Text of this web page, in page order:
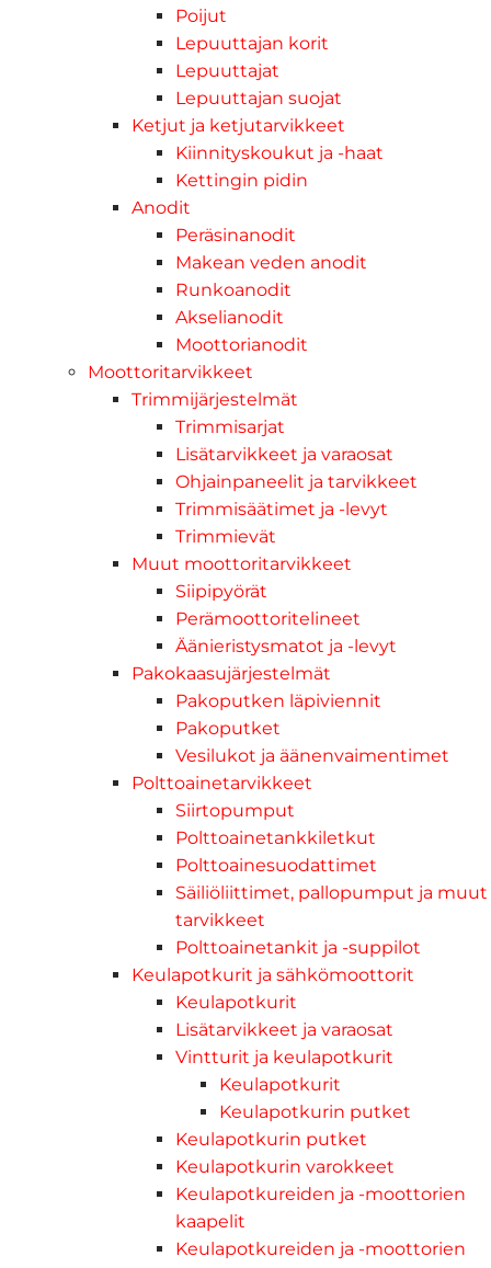
Poijut
Lepuuttajan korit
Lepuuttajat
Lepuuttajan suojat
Ketjut ja ketjutarvikkeet
Kiinnityskoukut ja -haat
Kettingin pidin
Anodit
Peräsinanodit
Makean veden anodit
Runkoanodit
Akselianodit
Moottorianodit
Moottoritarvikkeet
Trimmijärjestelmät
Trimmisarjat
Lisätarvikkeet ja varaosat
Ohjainpaneelit ja tarvikkeet
Trimmisäätimet ja -levyt
Trimmievät
Muut moottoritarvikkeet
Siipipyörät
Perämoottoritelineet
Äänieristysmatot ja -levyt
Pakokaasujärjestelmät
Pakoputken läpiviennit
Pakoputket
Vesilukot ja äänenvaimentimet
Polttoainetarvikkeet
Siirtopumput
Polttoainetankkiletkut
Polttoainesuodattimet
Säiliöliittimet, pallopumput ja muut
tarvikkeet
Polttoainetankit ja -suppilot
Keulapotkurit ja sähkömoottorit
Keulapotkurit
Lisätarvikkeet ja varaosat
Vintturit ja keulapotkurit
Keulapotkurit
Keulapotkurin putket
Keulapotkurin putket
Keulapotkurin varokkeet
Keulapotkureiden ja -moottorien
kaapelit
Keulapotkureiden ja -moottorien